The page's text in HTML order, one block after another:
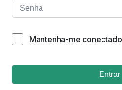
Mantenha-me conectado
Entrar